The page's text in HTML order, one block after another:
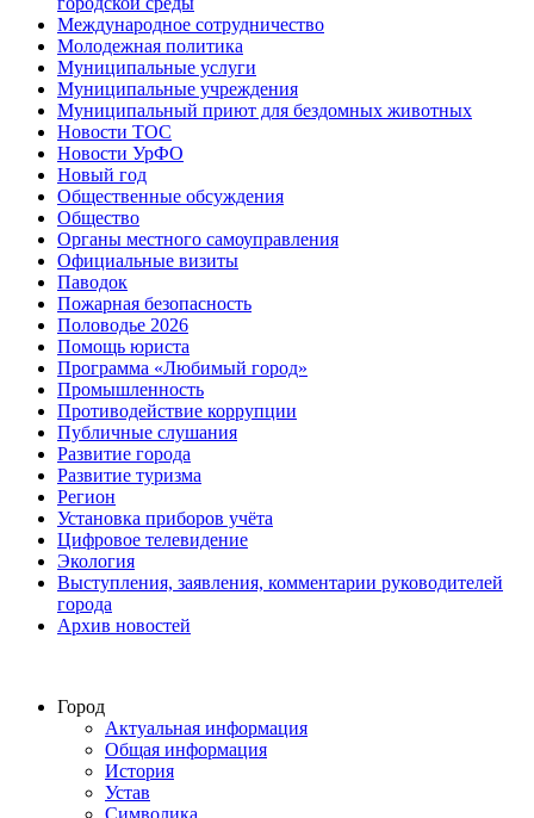
Международное сотрудничество
Молодежная политика
Муниципальные услуги
Муниципальные учреждения
Муниципальный приют для бездомных животных
Новости ТОС
Новости УрФО
Новый год
Общественные обсуждения
Общество
Органы местного самоуправления
Официальные визиты
Паводок
Пожарная безопасность
Половодье 2026
Помощь юриста
Программа «Любимый город»
Промышленность
Противодействие коррупции
Публичные слушания
Развитие города
Развитие туризма
Регион
Установка приборов учёта
Цифровое телевидение
Экология
Выступления, заявления, комментарии руководителей
города
Архив новостей
Город
Актуальная информация
Общая информация
История
Устав